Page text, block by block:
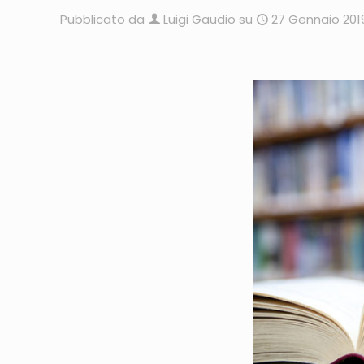
Pubblicato da Luigi Gaudio su 27 Gennaio